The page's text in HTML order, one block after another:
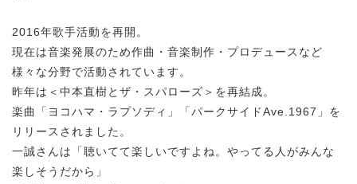
2016年歌手活動を再開。
現在は音楽発展のため作曲・音楽制作・プロデュースなど
様々な分野で活動されています。
昨年は＜中本直樹とザ・スパローズ＞を再結成。
楽曲「ヨコハマ・ラプソディ」「パークサイドAve.1967」を
リリースされました。
一誠さんは「聴いてて楽しいですよね。やってる人がみんな
楽しそうだから」